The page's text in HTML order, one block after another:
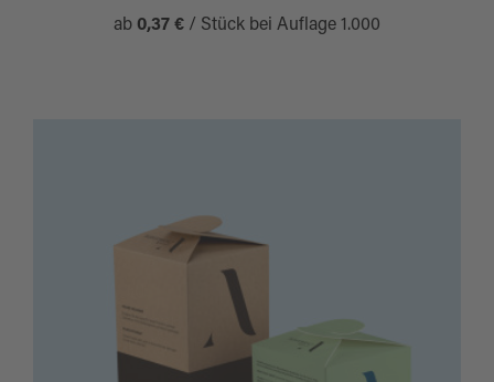
ab 0,37 € / Stück bei Auflage 1.000